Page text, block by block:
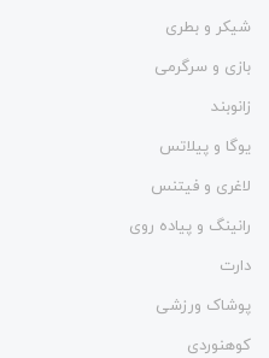
شیکر و بطری
بازی و سرگرمی
زانوبند
یوگا و پیلاتس
لاغری و فیتنس
رانینگ و پیاده روی
دارت
پوشاک ورزشی
کوهنوردی